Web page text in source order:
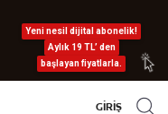
Yeni nesil dijital abonelik!
Aylık 19 TL’ den
başlayan fiyatlarla.
GİRİŞ